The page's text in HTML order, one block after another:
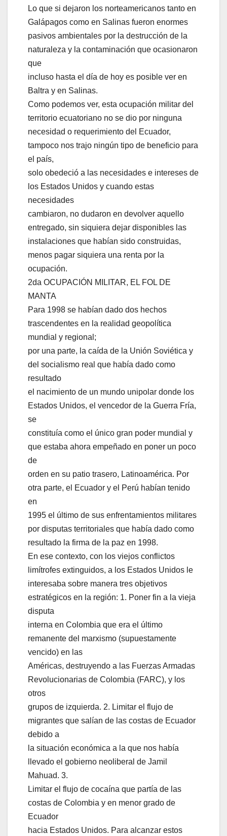
Lo que si dejaron los norteamericanos tanto en
Galápagos como en Salinas fueron enormes
pasivos ambientales por la destrucción de la
naturaleza y la contaminación que ocasionaron
que
incluso hasta el día de hoy es posible ver en
Baltra y en Salinas.
Como podemos ver, esta ocupación militar del
territorio ecuatoriano no se dio por ninguna
necesidad o requerimiento del Ecuador,
tampoco nos trajo ningún tipo de beneficio para
el país,
solo obedeció a las necesidades e intereses de
los Estados Unidos y cuando estas
necesidades
cambiaron, no dudaron en devolver aquello
entregado, sin siquiera dejar disponibles las
instalaciones que habían sido construidas,
menos pagar siquiera una renta por la
ocupación.
2da OCUPACIÓN MILITAR, EL FOL DE
MANTA
Para 1998 se habían dado dos hechos
trascendentes en la realidad geopolítica
mundial y regional;
por una parte, la caída de la Unión Soviética y
del socialismo real que había dado como
resultado
el nacimiento de un mundo unipolar donde los
Estados Unidos, el vencedor de la Guerra Fría,
se
constituía como el único gran poder mundial y
que estaba ahora empeñado en poner un poco
de
orden en su patio trasero, Latinoamérica. Por
otra parte, el Ecuador y el Perú habían tenido
en
1995 el último de sus enfrentamientos militares
por disputas territoriales que había dado como
resultado la firma de la paz en 1998.
En ese contexto, con los viejos conflictos
limítrofes extinguidos, a los Estados Unidos le
interesaba sobre manera tres objetivos
estratégicos en la región: 1. Poner fin a la vieja
disputa
interna en Colombia que era el último
remanente del marxismo (supuestamente
vencido) en las
Américas, destruyendo a las Fuerzas Armadas
Revolucionarias de Colombia (FARC), y los
otros
grupos de izquierda. 2. Limitar el flujo de
migrantes que salían de las costas de Ecuador
debido a
la situación económica a la que nos había
llevado el gobierno neoliberal de Jamil
Mahuad. 3.
Limitar el flujo de cocaína que partía de las
costas de Colombia y en menor grado de
Ecuador
hacia Estados Unidos. Para alcanzar estos